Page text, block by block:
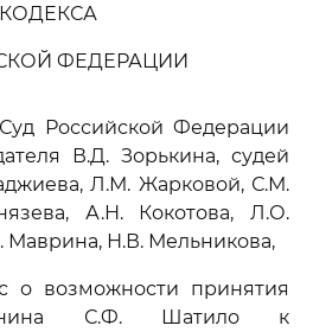
КОДЕКСА
ФЕДЕРАЦИИ
Российской Федерации
В.Д. Зорькина, судей
Л.М. Жарковой, С.М.
А.Н. Кокотова, Л.О.
Маврина, Н.В. Мельникова,
о возможности принятия
С.Ф. Шатило к